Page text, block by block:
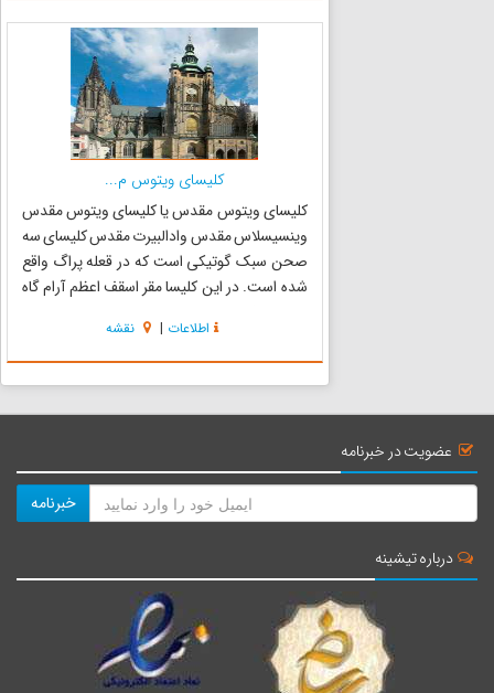
کلیسای ویتوس م...
کلیسای ویتوس مقدس یا کلیسای ویتوس مقدس
وینسیسلاس مقدس وادالبیرت مقدس کلیسای سه
صحن سبک گوتیکی است که در قعله پراگ واقع
شده است. در این کلیسا مقر اسقف اعظم آرام گاه
این سال شاه چکی یان لوکسنبرگ سنگ ...
اطلاعات | نقشه
عضویت در خبرنامه
خبرنامه
درباره تیشینه